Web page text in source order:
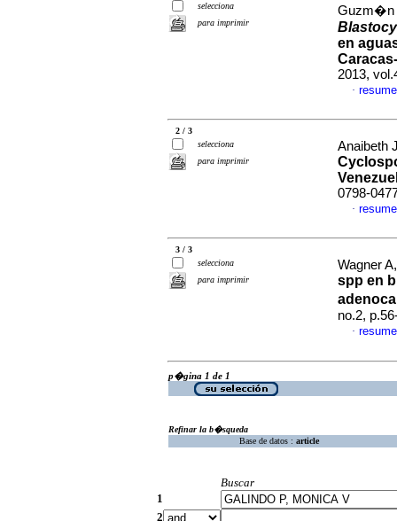
selecciona
para imprimir
Guzm�n
en
2013,
·
2 / 3
selecciona
para imprimir
Anaibeth
0798-
·
3 / 3
selecciona
para imprimir
Wagner
spp en
no.2,
·
p�gina 1 de 1
Refinar la b�squeda
Base de datos : article
Buscar
1
2